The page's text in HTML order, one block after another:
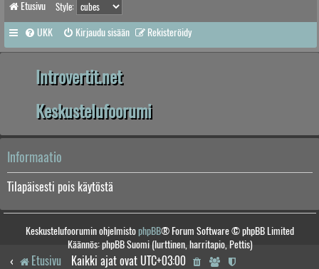
Etusivu Style:
UKK Kirjaudu sisään Rekisteröidy
Introvertit.net
Keskustelufoorumi
Informaatio
Tilapäisesti pois käytöstä
Keskustelufoorumin ohjelmistophpBB® Forum Software © phpBB Limited
Käännös: phpBB Suomi (lurttinen, harritapio, Pettis)
Etusivu Kaikki ajat ovat UTC+03:00